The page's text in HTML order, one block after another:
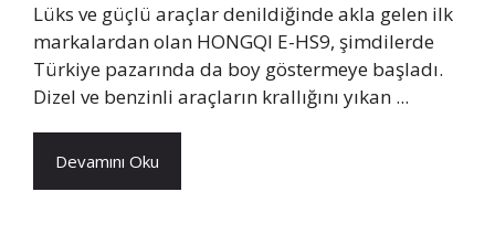
Lüks ve güçlü araçlar denildiğinde akla gelen ilk
markalardan olan HONGQI E-HS9, şimdilerde
Türkiye pazarında da boy göstermeye başladı.
Dizel ve benzinli araçların krallığını yıkan ...
Devamını Oku